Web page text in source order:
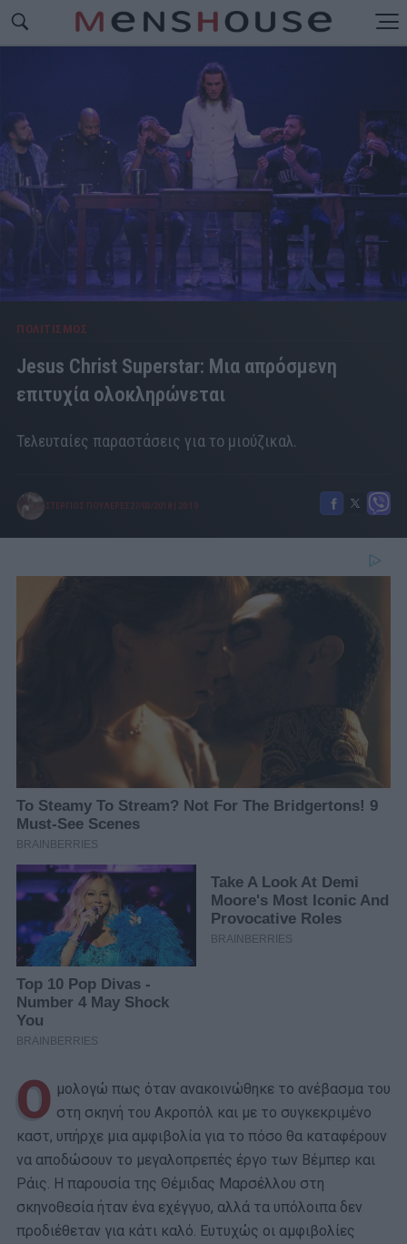
ΠΟΛΙΤΙΣΜΟΣ
Jesus Christ Superstar: Μια απρόσμενη
επιτυχία ολοκληρώνεται
Τελευταίες παραστάσεις για το μιούζικαλ.
ΣΤΕΡΓΙΟΣ ΠΟΥΛΕΡΕΣ 27/03/2018 20:19
Ο μολογώ πως όταν ανακοινώθηκε το ανέβασμα του
στη σκηνή του Ακροπόλ και με το συγκεκριμένο
καστ, υπήρχε μια αμφιβολία για το πόσο θα καταφέρουν
να αποδώσουν το μεγαλοπρεπές έργο των Βέμπερ και
Ράις. Η παρουσία της Θέμιδας Μαρσέλλου στη
σκηνοθεσία ήταν ένα εχέγγυο, αλλά τα υπόλοιπα δεν
προδιέθεταν για κάτι καλό. Ευτυχώς οι αμφιβολίες